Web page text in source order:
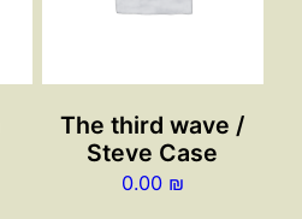
The third wave /
Steve Case
0.00 ₪